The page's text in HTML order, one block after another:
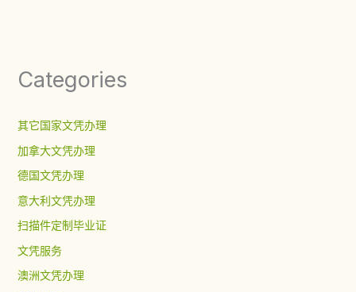
Categories
其它国家文凭办理
加拿大文凭办理
德国文凭办理
意大利文凭办理
扫描件定制毕业证
文凭服务
澳洲文凭办理